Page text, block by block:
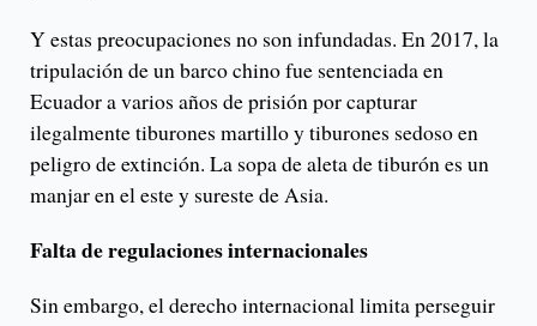
Y estas preocupaciones no son infundadas. En 2017, la
tripulación de un barco chino fue sentenciada en
Ecuador a varios años de prisión por capturar
ilegalmente tiburones martillo y tiburones sedoso en
peligro de extinción. La sopa de aleta de tiburón es un
manjar en el este y sureste de Asia.
Falta de regulaciones internacionales
Sin embargo, el derecho internacional limita perseguir